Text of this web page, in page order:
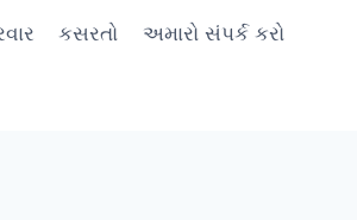
કસરતો અમારો સંપર્ક કરો